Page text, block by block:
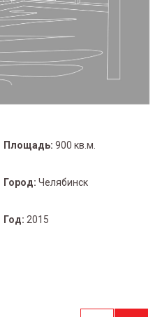
Площадь: 900 кв.м.
Город: Челябинск
Год: 2015